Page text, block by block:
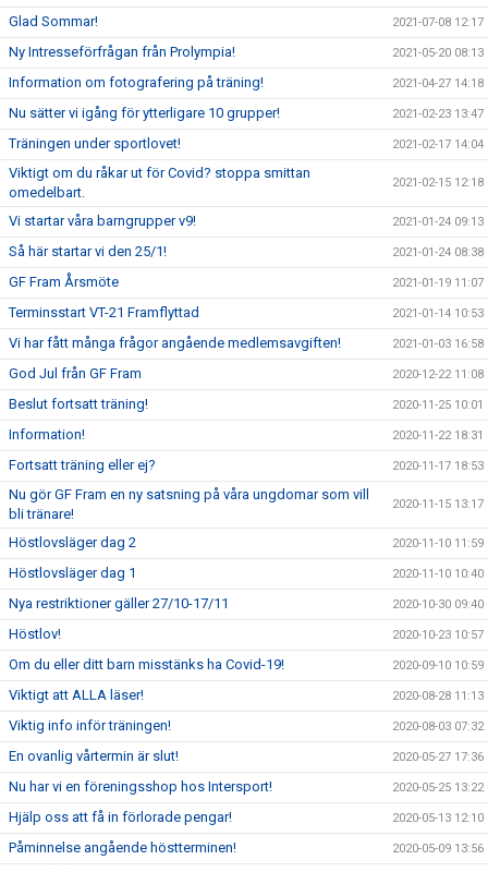
Glad Sommar! 2021-07-08 12:17
Ny Intresseförfrågan från Prolympia! 2021-05-20 08:13
Information om fotografering på träning! 2021-04-27 14:18
Nu sätter vi igång för ytterligare 10 grupper! 2021-02-23 13:47
Träningen under sportlovet! 2021-02-17 14:04
Viktigt om du råkar ut för Covid? stoppa smittan
omedelbart.
2021-02-15 12:18
Vi startar våra barngrupper v9! 2021-01-24 09:13
Så här startar vi den 25/1! 2021-01-24 08:38
GF Fram Årsmöte 2021-01-19 11:07
Terminsstart VT-21 Framflyttad 2021-01-14 10:53
Vi har fått många frågor angående medlemsavgiften! 2021-01-03 16:58
God Jul från GF Fram 2020-12-22 11:08
Beslut fortsatt träning! 2020-11-25 10:01
Information! 2020-11-22 18:31
Fortsatt träning eller ej? 2020-11-17 18:53
Nu gör GF Fram en ny satsning på våra ungdomar som vill
bli tränare!
2020-11-15 13:17
Höstlovsläger dag 2 2020-11-10 11:59
Höstlovsläger dag 1 2020-11-10 10:40
Nya restriktioner gäller 27/10-17/11 2020-10-30 09:40
Höstlov! 2020-10-23 10:57
Om du eller ditt barn misstänks ha Covid-19! 2020-09-10 10:59
Viktigt att ALLA läser! 2020-08-28 11:13
Viktig info inför träningen! 2020-08-03 07:32
En ovanlig vårtermin är slut! 2020-05-27 17:36
Nu har vi en föreningsshop hos Intersport! 2020-05-25 13:22
Hjälp oss att få in förlorade pengar! 2020-05-13 12:10
Påminnelse angående höstterminen! 2020-05-09 13:56